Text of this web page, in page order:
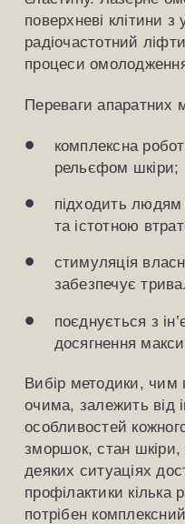
поверхневі клітини
радіочастотний
процеси
Переваги апаратних
комплексна
рельєфом шкіри;
підходить
та істотною
стимуляція
забезпечує
поєднується з
досягнення
Вибір методики, чим
очима, залежить від
особливостей
зморшок, стан
деяких ситуаціях
профілактики кілька
потрібен